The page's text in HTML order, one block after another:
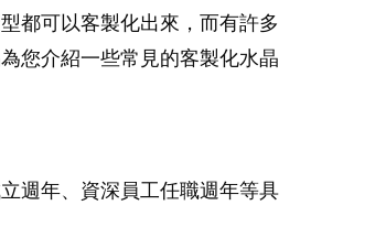
都可以客製化出來，而有許多
您介紹一些常見的客製化水晶
週年、資深員工任職週年等具